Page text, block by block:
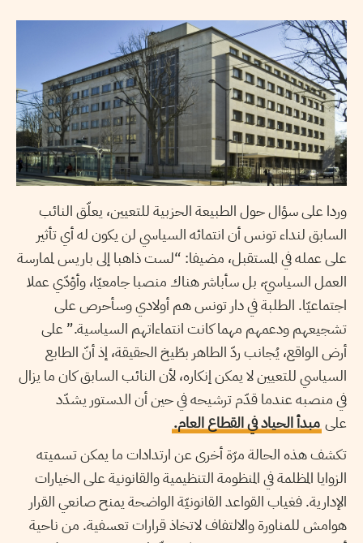
وردا على سؤال حول الطبيعة الحزبية للتعيين، يعلّق النائب
السابق لنداء تونس أن انتمائه السياسي لن يكون له أي تأثير
على عمله في المستقبل، مضيفا: “لست ذاهبا إلى باريس لممارسة
العمل السياسيّ، بل سأباشر هناك منصبا جامعيّا، وأؤدّي عملا
اجتماعيّا. الطلبة في دار تونس هم أولادي وسأحرص على
تشجيعهم ودعمهم مهما كانت انتماءاتهم السياسية.” على
أرض الواقع، يُجانب ردّ الطاهر بطّيخ الحقيقة، إذ أنّ الطابع
السياسي للتعيين لا يمكن إنكاره، لأن النائب السابق كان ما يزال
في منصبه عندما قدّم ترشيحه في حين أن الدستور يشدّد
على مبدأ الحياد في القطاع العام.
تكشف هذه الحالة مرّة أخرى عن ارتدادات ما يمكن تسميته
الزوايا المظلمة في المنظومة التنظيمية والقانونية على الخيارات
الإدارية. فغياب القواعد القانونيّة الواضحة يمنح صانعي القرار
هوامش للمناورة والالتفاف لاتخاذ قرارات تعسفية. من ناحية